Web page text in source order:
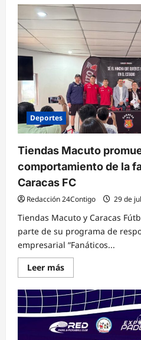
Secasports
de
Venezuela
en
su
Categoría
Sub-
16fem
Clasificó
las
Semifinales
en
la
Fiesta
Conmebol
2025
Deportes
Tiendas Macuto
comportamiento de la
Caracas FC
Redacción 24Contigo 29 de
Tiendas Macuto y Caracas
parte de su programa de
empresarial “Fanáticos...
Leer másLee
más
Tiendas
Macuto
promueve
el
buen
comportamiento